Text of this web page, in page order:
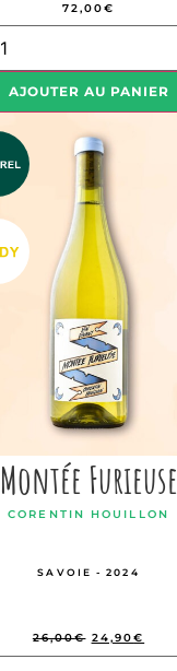
72,00€
AJOUTER AU PANIER
Montée Furieuse
CORENTIN HOUILLON
SAVOIE - 2024
26,00€ 24,90€